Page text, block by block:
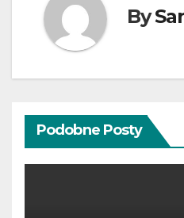
By
Podobne Posty